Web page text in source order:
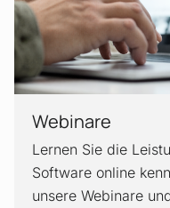
Webinare
Lernen Sie die
Software online
unsere Webinare